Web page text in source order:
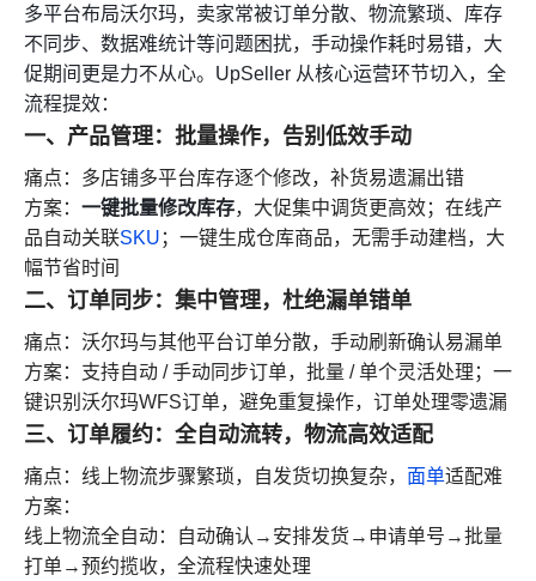
多平台布局沃尔玛，卖家常被订单分散、物流繁琐、库存
不同步、数据难统计等问题困扰，手动操作耗时易错，大
促期间更是力不从心。UpSeller 从核心运营环节切入，全
流程提效：
一、产品管理：批量操作，告别低效手动
痛点：多店铺多平台库存逐个修改，补货易遗漏出错
方案： 一键批量修改库存，大促集中调货更高效；在线产
品自动关联SKU ；一键生成仓库商品，无需手动建档，大
幅节省时间
二、订单同步：集中管理，杜绝漏单错单
痛点：沃尔玛与其他平台订单分散，手动刷新确认易漏单
方案：支持自动 / 手动同步订单，批量 / 单个灵活处理； 一
键识别沃尔玛WFS订单， 避免重复操作，订单处理零遗漏
三、订单履约：全自动流转，物流高效适配
痛点：线上物流步骤繁琐，自发货切换复杂， 面单适配难
方案：
线上物流全自动：自动确认→安排发货→申请单号→批量
打单→预约揽收，全流程快速处理